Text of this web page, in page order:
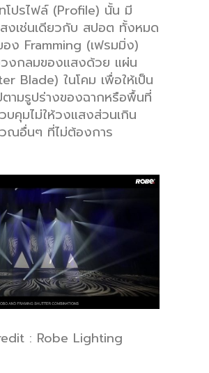
โปรไฟล (Profile) นั้น มี
งเช่นเดียวกับ สปอต ทั้งหมด
อง Framming (เฟรมมิ่ง)
งกลมของแสงด้วย แผ่น
Blade) ในโคม เพื่อให้เป็น
ตามรูปร่างของฉากหรือพื้นที่
บคุมไมใหวงแสงส่วนเกิน
วณอื่นๆ ที่ไม่ต้องการ
: Robe Lighting